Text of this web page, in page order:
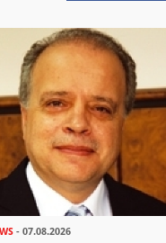
- 07.08.2026